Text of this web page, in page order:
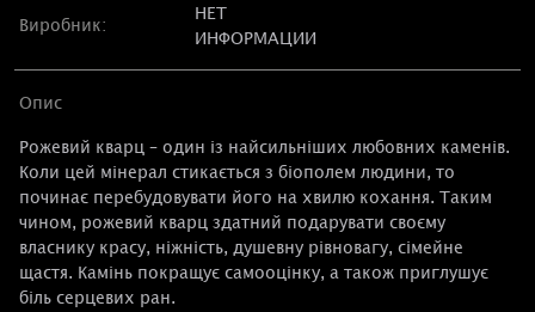
Виробник:
НЕТ
ИНФОРМАЦИИ
Опис
Рожевий кварц – один із найсильніших любовних каменів.
Коли цей мінерал стикається з біополем людини, то
починає перебудовувати його на хвилю кохання. Таким
чином, рожевий кварц здатний подарувати своєму
власнику красу, ніжність, душевну рівновагу, сімейне
щастя. Камінь покращує самооцінку, а також приглушує
біль серцевих ран.